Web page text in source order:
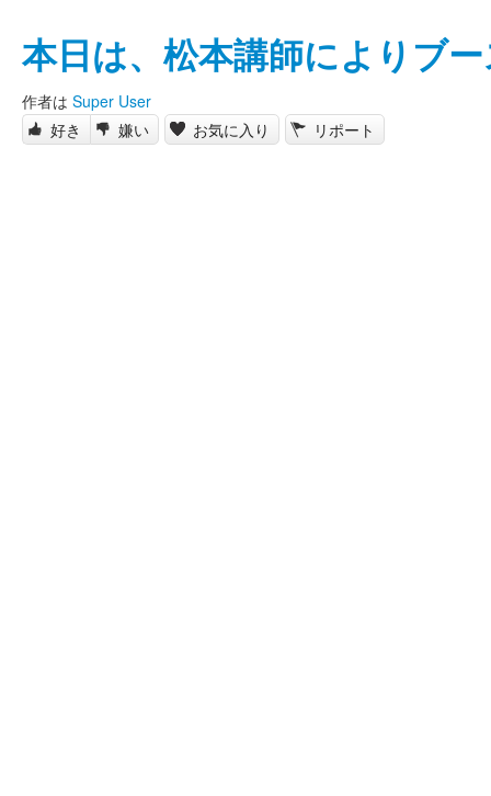
本日は、松本講師によりブ
作者は Super User
好き
嫌い お気に入り リポート